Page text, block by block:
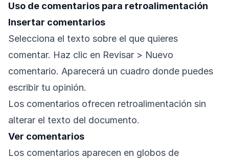
Uso de comentarios para retroalimentación
Insertar comentarios
Selecciona el texto sobre el que quieres
comentar. Haz clic en Revisar > Nuevo
comentario. Aparecerá un cuadro donde puedes
escribir tu opinión.
Los comentarios ofrecen retroalimentación sin
alterar el texto del documento.
Ver comentarios
Los comentarios aparecen en globos de